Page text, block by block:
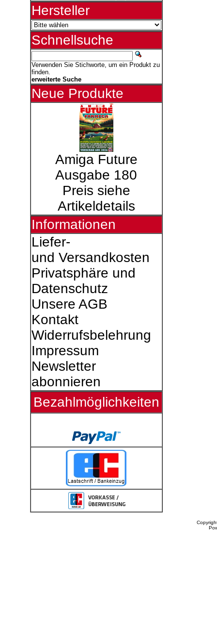
Hersteller
Schnellsuche
Verwenden Sie Stichworte, um ein Produkt zu
finden.
erweiterte Suche
Neue Produkte
Amiga Future
Ausgabe 180
Preis siehe
Artikeldetails
Informationen
Liefer-
und Versandkosten
Privatsphäre und
Datenschutz
Unsere AGB
Kontakt
Widerrufsbelehrung
Impressum
Newsletter
abonnieren
Bezahlmöglichkeiten